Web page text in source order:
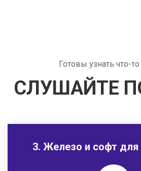
Готовы узнать что-
СЛУШАЙТЕ
3. Железо и софт